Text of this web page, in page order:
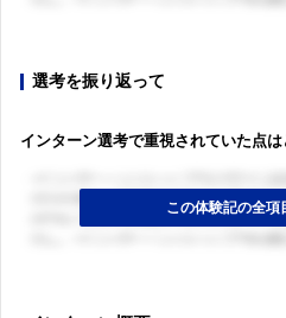
選考を振り返って
インターン選考で重視されていた点